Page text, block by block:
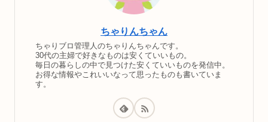
ちゃりんちゃん
ちゃりブロ管理人のちゃりんちゃんです。
30代の主婦で好きなものは安くていいもの。
毎日の暮らしの中で見つけた安くていいものを発信中。
お得な情報やこれいいなって思ったものも書いていま
す。